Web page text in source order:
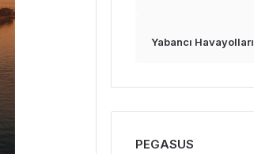
Yabancı Havayolları
PEGASUS